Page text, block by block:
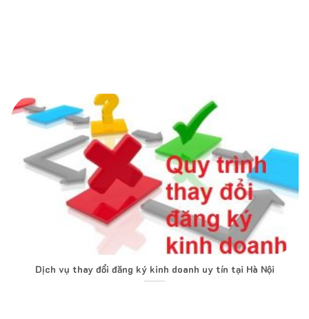
Dịch vụ thay đổi đăng ký kinh doanh uy tín tại Hà Nội